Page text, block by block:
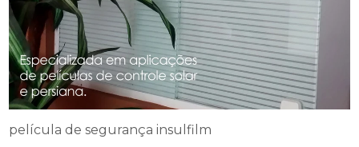
película de segurança insulfilm